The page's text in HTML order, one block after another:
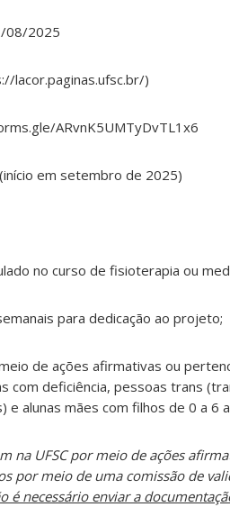
08/2025
lacor.paginas.ufsc.br/)
ARvnK5UMTyDvTL1x6
em setembro de 2025)
no curso de fisioterapia ou
para dedicação ao projeto;
de ações afirmativas ou
com deficiência, pessoas trans
e alunas mães com filhos de 0 a 6
na UFSC por meio de ações
por meio de uma comissão de
é necessário enviar a